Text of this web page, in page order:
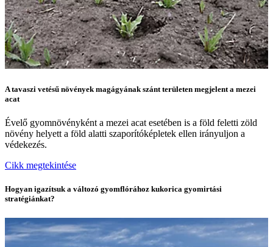
A tavaszi vetésű növények magágyának szánt területen megjelent a mezei
acat
Évelő gyomnövényként a mezei acat esetében is a föld feletti zöld
növény helyett a föld alatti szaporítóképletek ellen irányuljon a
védekezés.
Cikk megtekintése
Hogyan igazítsuk a változó gyomflórához kukorica gyomirtási
stratégiánkat?